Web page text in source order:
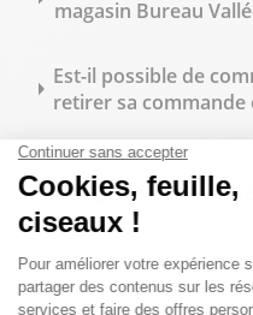
magasin Bureau
Est-il possible de
retirer sa commande
Les magasins Bureau
Trouver un magasin Bureau
Gistel